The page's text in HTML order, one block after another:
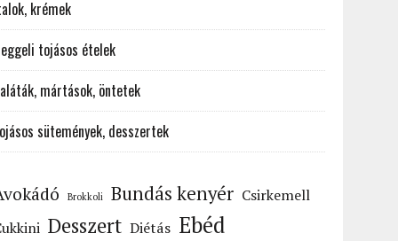
krémek
tojásos ételek
mártások, öntetek
sütemények, desszertek
Brokkoli Bundás kenyér Csirkemell
Desszert Diétás Ebéd